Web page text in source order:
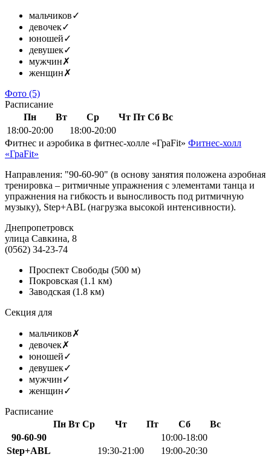
мальчиков✓
девочек✓
юношей✓
девушек✓
мужчин✗
женщин✗
Фото (5)
Расписание
Пн
Вт Ср Чт Пт Сб Вс
18:00-20:00
18:00-20:00
Фитнес и аэробика в фитнес-холле «ГраFit» Фитнес-холл
«ГраFit»
Направления: "90-60-90" (в основу занятия положена аэробная
тренировка – ритмичные упражнения с элементами танца и
упражнения на гибкость и выносливость под ритмичную
музыку), Step+ABL (нагрузка высокой интенсивности).
Днепропетровск
улица Савкина, 8
(0562) 34-23-74
Проспект Свободы (500 м)
Покровская (1.1 км)
Заводская (1.8 км)
Секция для
мальчиков✗
девочек✗
юношей✓
девушек✓
мужчин✓
женщин✓
Расписание
Пн Вт Ср Чт Пт Сб
Вс
90-60-90
10:00-18:00
Step+ABL
19:30-21:00
19:00-20:30